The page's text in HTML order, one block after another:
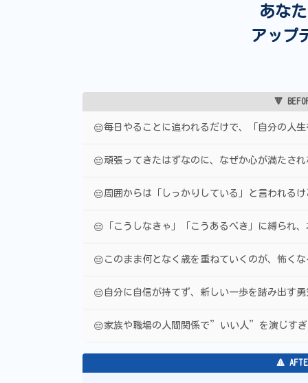
あな
アップ
🔻
😔毎日やることに追われるだけで、「自分の人
😔頑張ってきたはずなのに、なぜか心が満たされ
😔周囲からは「しっかりしている」と言われる
😔 「こうしなきゃ」「こうあるべき」に縛られ
😔 このまま何となく歳を重ねていくのが、怖く
😔 自分に自信が持てず、新しい一歩を踏み出す
😔家族や職場の人間関係で”いい人”を演じすぎ
🔺